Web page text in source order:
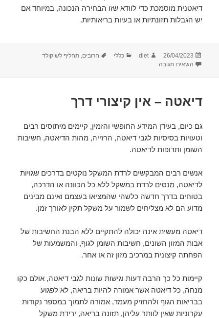
דיאטנית מוסמכת כדי לוודא שזו הבחירה הנכונה, במיוחד אם
יש הגבלות תזונתיות או בעיות בריאותיות.
פורסם
בתאריך
26/04/2023 מחבר
diet קטגוריות
כללי תגיות
חרובים,תחליף לשוקולד
השאירו תגובה
דיאטה – אין קיצורי דרך
גם כיום, בעידן המידע החופשי והזמין, קיימים מיתוסים רבים
וטעויות בסיסיות לגבי דיאטה, הרזייה, מהות הדיאטה, חשיבות
השומן ותרופות לדיאטה.
אנשים רבים המבקשים לרדת המשקל נוקטים בדרכים שגויות
לדיאטה, מנסים לרדת במשקל ללא כל הכוונה או הדרכה,
בטוחים בדרך חדשה כלשהי שהמציאו בעצמם ואינם מבינים
מדוע הם לא מצליחים לשמור על משקל תקין לאורך זמן.
דיאטה מעשית אינה יכולה להתקיים ללא הבנת החשיבות של
אבות המזון השונים, חשיבות השומן לגוף, והמשמעות של
הפחתה קיצונית במרכיב מזון זה או אחר.
קיימות כל כך הרבה דעות וגישות שונות לגבי דיאטה, אולם כקו
מנחה, כל דיאטה אשר אמורה להיות בריאה, לא לפגוע
בבריאות הגוף ולהחזיק מעמד, אמורה לתמוך במספר נקודות
עקרוניות שאין לוותר עליהן, תזונה בריאה, ירידת משקל